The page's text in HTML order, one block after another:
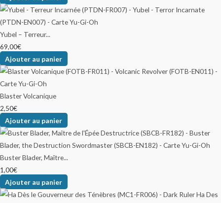
Yubel – Terreur...
69,00€
Ajouter au panier
Blaster Volcanique
2,50€
Ajouter au panier
Buster Blader, Maître...
1,00€
Ajouter au panier